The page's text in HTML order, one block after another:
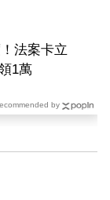
法案卡立
1萬
by